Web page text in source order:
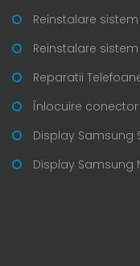
Reinstalare
Reinstalare
Reparatii
Înlocuire
Display Samsung
Display Samsung